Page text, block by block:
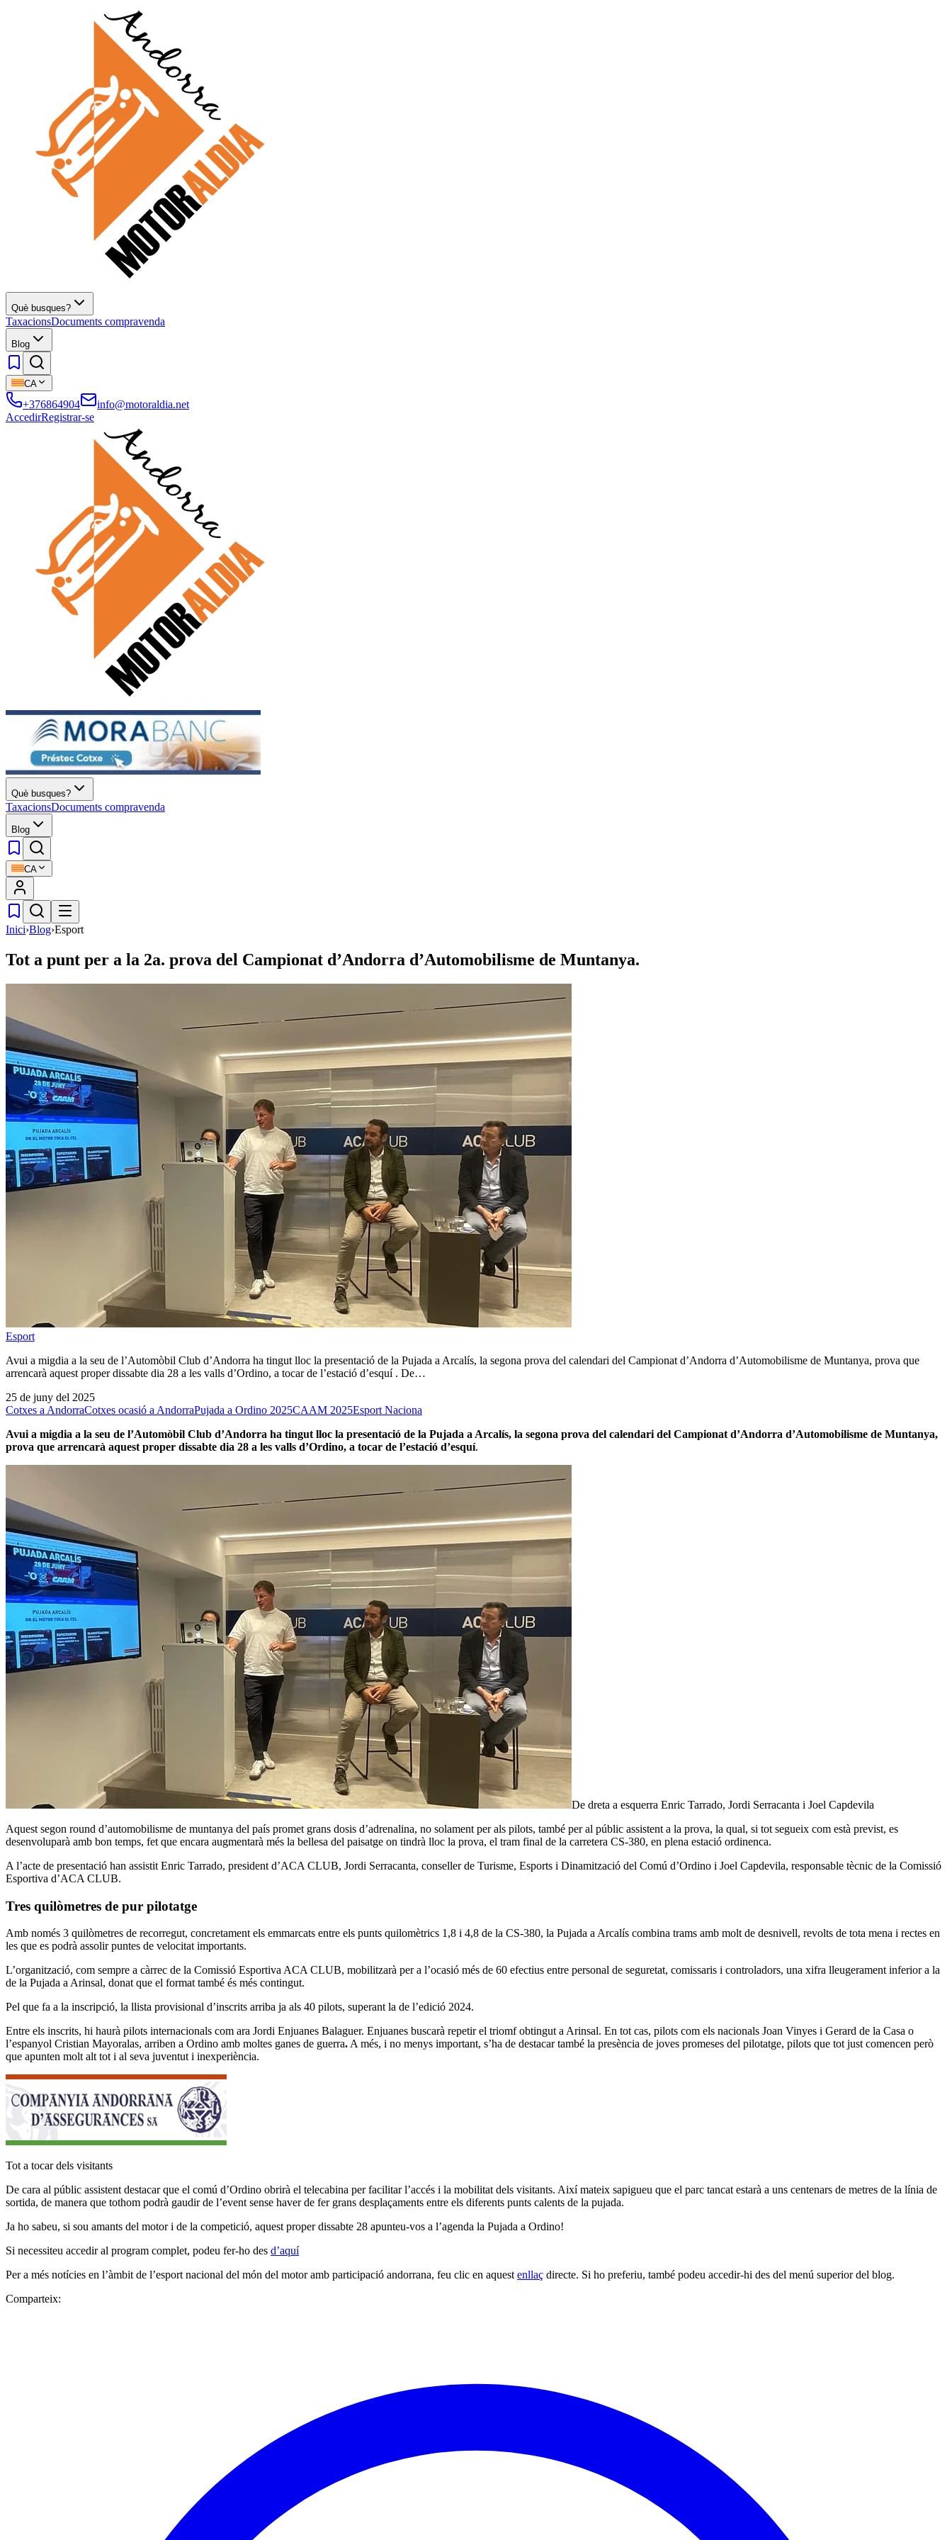
Què busques?
TaxacionsDocuments compravenda
Blog
CA
+376864904
info@motoraldia.net
AccedirRegistrar-se
Què busques?
TaxacionsDocuments compravenda
Blog
CA
Inici›Blog›Esport
Tot a punt per a la 2a. prova del Campionat d’Andorra d’Automobilisme de Muntanya.
Esport
Avui a migdia a la seu de l’Automòbil Club d’Andorra ha tingut lloc la presentació de la Pujada a Arcalís, la segona prova del calendari del Campionat d’Andorra d’Automobilisme de Muntanya, prova que
arrencarà aquest proper dissabte dia 28 a les valls d’Ordino, a tocar de l’estació d’esquí . De…
25 de juny del 2025
Cotxes a AndorraCotxes ocasió a AndorraPujada a Ordino 2025CAAM 2025Esport Naciona
Avui a migdia a la seu de l’Automòbil Club d’Andorra ha tingut lloc la presentació de la Pujada a Arcalís, la segona prova del calendari del Campionat d’Andorra d’Automobilisme de Muntanya,
prova que arrencarà aquest proper dissabte dia 28 a les valls d’Ordino, a tocar de l’estació d’esquí.
De dreta a esquerra Enric Tarrado, Jordi Serracanta i Joel Capdevila
Aquest segon round d’automobilisme de muntanya del país promet grans dosis d’adrenalina, no solament per als pilots, també per al públic assistent a la prova, la qual, si tot segueix com està previst, es
desenvoluparà amb bon temps, fet que encara augmentarà més la bellesa del paisatge on tindrà lloc la prova, el tram final de la carretera CS-380, en plena estació ordinenca.
A l’acte de presentació han assistit Enric Tarrado, president d’ACA CLUB, Jordi Serracanta, conseller de Turisme, Esports i Dinamització del Comú d’Ordino i Joel Capdevila, responsable tècnic de la Comissió
Esportiva d’ACA CLUB.
Tres quilòmetres de pur pilotatge
Amb només 3 quilòmetres de recorregut, concretament els emmarcats entre els punts quilomètrics 1,8 i 4,8 de la CS-380, la Pujada a Arcalís combina trams amb molt de desnivell, revolts de tota mena i rectes en
les que es podrà assolir puntes de velocitat importants.
L’organització, com sempre a càrrec de la Comissió Esportiva ACA CLUB, mobilitzarà per a l’ocasió més de 60 efectius entre personal de seguretat, comissaris i controladors, una xifra lleugerament inferior a la
de la Pujada a Arinsal, donat que el format també és més contingut.
Pel que fa a la inscripció, la llista provisional d’inscrits arriba ja als 40 pilots, superant la de l’edició 2024.
Entre els inscrits, hi haurà pilots internacionals com ara Jordi Enjuanes Balaguer. Enjuanes buscarà repetir el triomf obtingut a Arinsal. En tot cas, pilots com els nacionals Joan Vinyes i Gerard de la Casa o
l’espanyol Cristian Mayoralas, arriben a Ordino amb moltes ganes de guerra. A més, i no menys important, s’ha de destacar també la presència de joves promeses del pilotatge, pilots que tot just comencen però
que apunten molt alt tot i al seva juventut i inexperiència.
Tot a tocar dels visitants
De cara al públic assistent destacar que el comú d’Ordino obrirà el telecabina per facilitar l’accés i la mobilitat dels visitants. Així mateix sapigueu que el parc tancat estarà a uns centenars de metres de la línia de
sortida, de manera que tothom podrà gaudir de l’event sense haver de fer grans desplaçaments entre els diferents punts calents de la pujada.
Ja ho sabeu, si sou amants del motor i de la competició, aquest proper dissabte 28 apunteu-vos a l’agenda la Pujada a Ordino!
Si necessiteu accedir al program complet, podeu fer-ho des d’aquí
Per a més notícies en l’àmbit de l’esport nacional del món del motor amb participació andorrana, feu clic en aquest enllaç directe. Si ho preferiu, també podeu accedir-hi des del menú superior del blog.
Comparteix: